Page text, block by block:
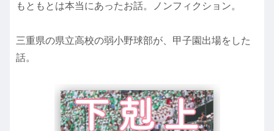
もともとは本当にあったお話。ノンフィクション。
三重県の県立高校の弱小野球部が、甲子園出場をした
話。